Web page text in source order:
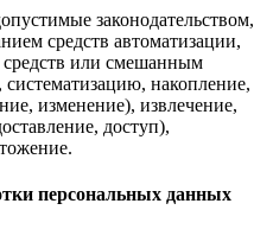
законодательством,
средств автоматизации,
средств или смешанным
систематизацию, накопление,
изменение), извлечение,
доступ),
персональных данных